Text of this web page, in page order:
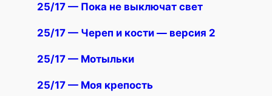
25/17 — Пока не выключат свет
25/17 — Череп и кости — версия 2
25/17 — Мотыльки
25/17 — Моя крепость